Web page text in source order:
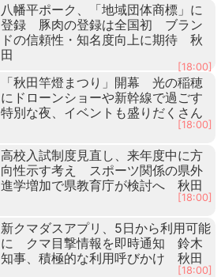
八幡平ポーク、「地域団体商標」に
登録 豚肉の登録は全国初 ブラン
ドの信頼性・知名度向上に期待 秋
田
[18:00]
「秋田竿燈まつり」開幕 光の稲穂
にドローンショーや新幹線で過ごす
特別な夜、イベントも盛りだくさん
[18:00]
高校入試制度見直し、来年度中に方
向性示す考え スポーツ関係の県外
進学増加で県教育庁が検討へ 秋田
[18:00]
新クマダスアプリ、5日から利用可能
に クマ目撃情報を即時通知 鈴木
知事、積極的な利用呼びかけ 秋田
[18:00]